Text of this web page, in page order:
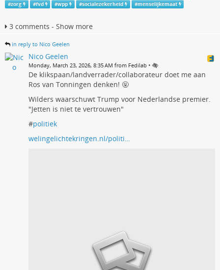
#zorg #fvd #wpp #socialezekerheid #menselijkemaat
3 comments - Show more
in reply to Nico Geelen
Nico Geelen
Monday, March 23, 2026, 8:35 AM from Fedilab •
De klikspaan/landverrader/collaborateur doet me aan
Ros van Tonningen denken! 🤬
Wilders waarschuwt Trump voor Nederlandse premier.
"Jetten is niet te vertrouwen"
#politiek
welingelichtekringen.nl/politi…